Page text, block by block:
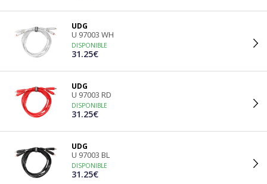
UDG
U 97003 WH
DISPONIBLE
31.25€
UDG
U 97003 RD
DISPONIBLE
31.25€
UDG
U 97003 BL
DISPONIBLE
31.25€